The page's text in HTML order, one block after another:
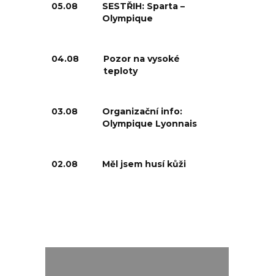
05.08
SESTŘIH: Sparta –
Olympique
04.08
Pozor na vysoké
teploty
03.08
Organizační info:
Olympique Lyonnais
02.08 Měl jsem husí kůži